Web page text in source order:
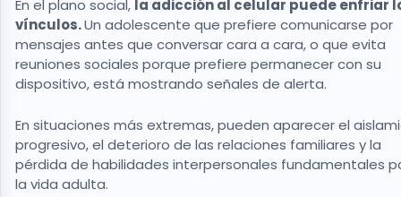
En el plano social, la adicción al celular puede enfriar
vínculos.Un adolescente que prefiere comunicarse por
mensajes antes que conversar cara a cara, o que evita
reuniones sociales porque prefiere permanecer con su
dispositivo, está mostrando señales de alerta.
En situaciones más extremas, pueden aparecer el
progresivo, el deterioro de las relaciones familiares y la
pérdida de habilidades interpersonales fundamentales
la vida adulta.